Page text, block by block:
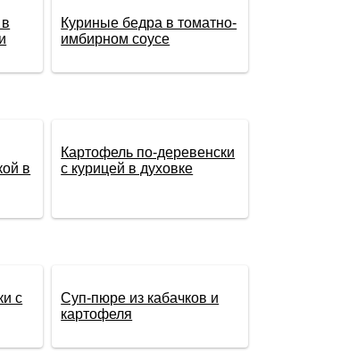
Куриные бедра в томатно-
имбирном соусе
в
Картофель по-деревенски
с курицей в духовке
с
Суп-пюре из кабачков и
картофеля